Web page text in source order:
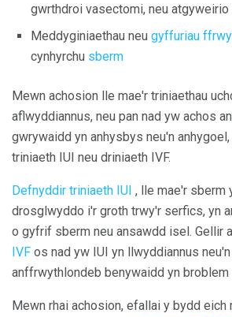
gwrthdroi vasectomi, neu
Meddyginiaethau neu gyffuriau
cynhyrchu sberm
Mewn achosion lle mae'r triniaethau
aflwyddiannus, neu pan nad yw achos
gwrywaidd yn anhysbys neu'n
triniaeth IUI neu driniaeth IVF.
Defnyddir triniaeth IUI , lle mae'r sberm
drosglwyddo i'r groth trwy'r serfics, yn
o gyfrif sberm neu ansawdd isel. Gellir
IVF os nad yw IUI yn llwyddiannus
anffrwythlondeb benywaidd yn broblem
Mewn rhai achosion, efallai y bydd eich